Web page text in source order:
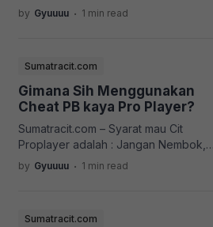
cheat harus dengan
Pekalongancheater.com atau Sumatra
dijalankan melalui hosting, Namun
semakin Canggih Server maka akses
dan Bypass cheat akan sangat Kuat
sekali! Nah Pekalongan menggunakan
Server dari luar Negri dan berikut
Spekfikasi Server […]
by Gyuuuu . 1 min read
Sumatracit.com
Gimana Sih Menggunakan
Cheat PB kaya Pro Player?
Sumatracit.com – Syarat mau Cit
Proplayer adalah : Jangan Nembok,
Main Di Expert Dewasa. Lihatlah video
Diatas Cuma durasi 5 Menit,
berarti anda citnya brutal dan akhirnya
by Gyuuuu . 1 min read
Sumatracit.com